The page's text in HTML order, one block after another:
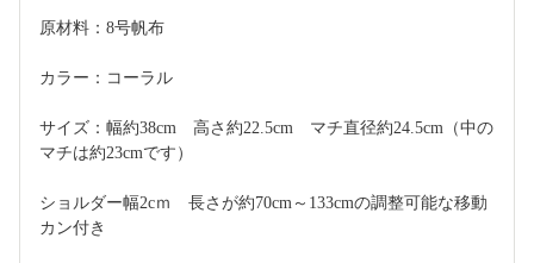
原材料：8号帆布
カラー：コーラル
サイズ：幅約38cm　高さ約22.5cm　マチ直径約24.5cm（中の
マチは約23cmです）
ショルダー幅2cｍ　長さが約70cm～133cmの調整可能な移動
カン付き